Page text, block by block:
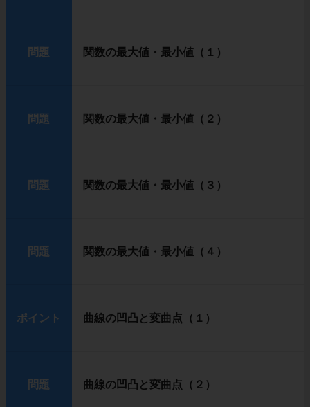
問題 関数の最大値・最小値（１）
問題 関数の最大値・最小値（２）
問題 関数の最大値・最小値（３）
問題 関数の最大値・最小値（４）
ポイント 曲線の凹凸と変曲点（１）
問題 曲線の凹凸と変曲点（２）